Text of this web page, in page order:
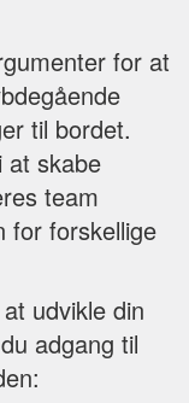
for at
til bordet.
at skabe
team
for forskellige
udvikle din
adgang til